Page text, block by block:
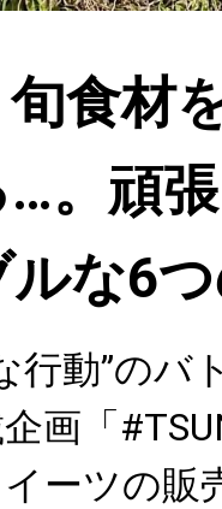
食材
。頑
な6
行動”のバ
画「
イーツの